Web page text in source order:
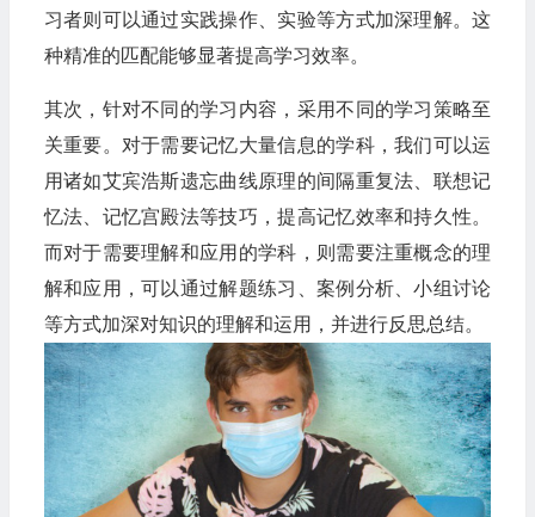
习者则可以通过实践操作、实验等方式加深理解。这
种精准的匹配能够显著提高学习效率。
其次，针对不同的学习内容，采用不同的学习策略至
关重要。对于需要记忆大量信息的学科，我们可以运
用诸如艾宾浩斯遗忘曲线原理的间隔重复法、联想记
忆法、记忆宫殿法等技巧，提高记忆效率和持久性。
而对于需要理解和应用的学科，则需要注重概念的理
解和应用，可以通过解题练习、案例分析、小组讨论
等方式加深对知识的理解和运用，并进行反思总结。